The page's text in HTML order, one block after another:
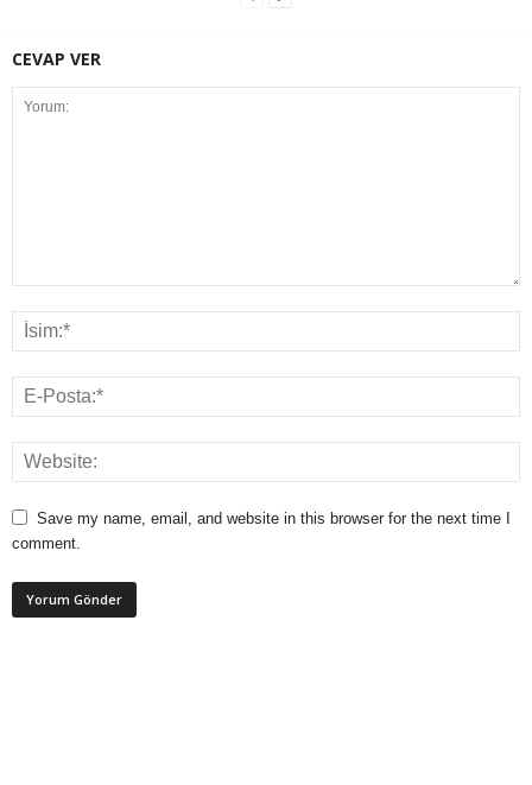
CEVAP VER
Save my name, email, and website in this browser for the next time I
comment.